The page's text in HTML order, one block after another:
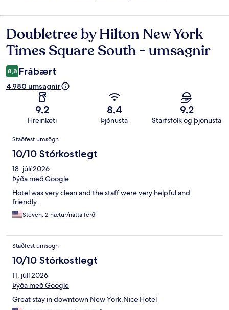
Umsagnir
Doubletree by Hilton New York
Times Square South - umsagnir
8,8 Frábært
4.980 umsagnir
9,2
Hreinlæti
8,4
Þjónusta
9,2
Starfsfólk og þjónusta
Umsagnir
Staðfest umsögn
10/10 Stórkostlegt
18. júlí 2026
Þýða með Google
Hotel was very clean and the staff were very helpful and
friendly.
Steven, 2 nætur/nátta ferð
Staðfest umsögn
10/10 Stórkostlegt
11. júlí 2026
Þýða með Google
Great stay in downtown New York.Nice Hotel